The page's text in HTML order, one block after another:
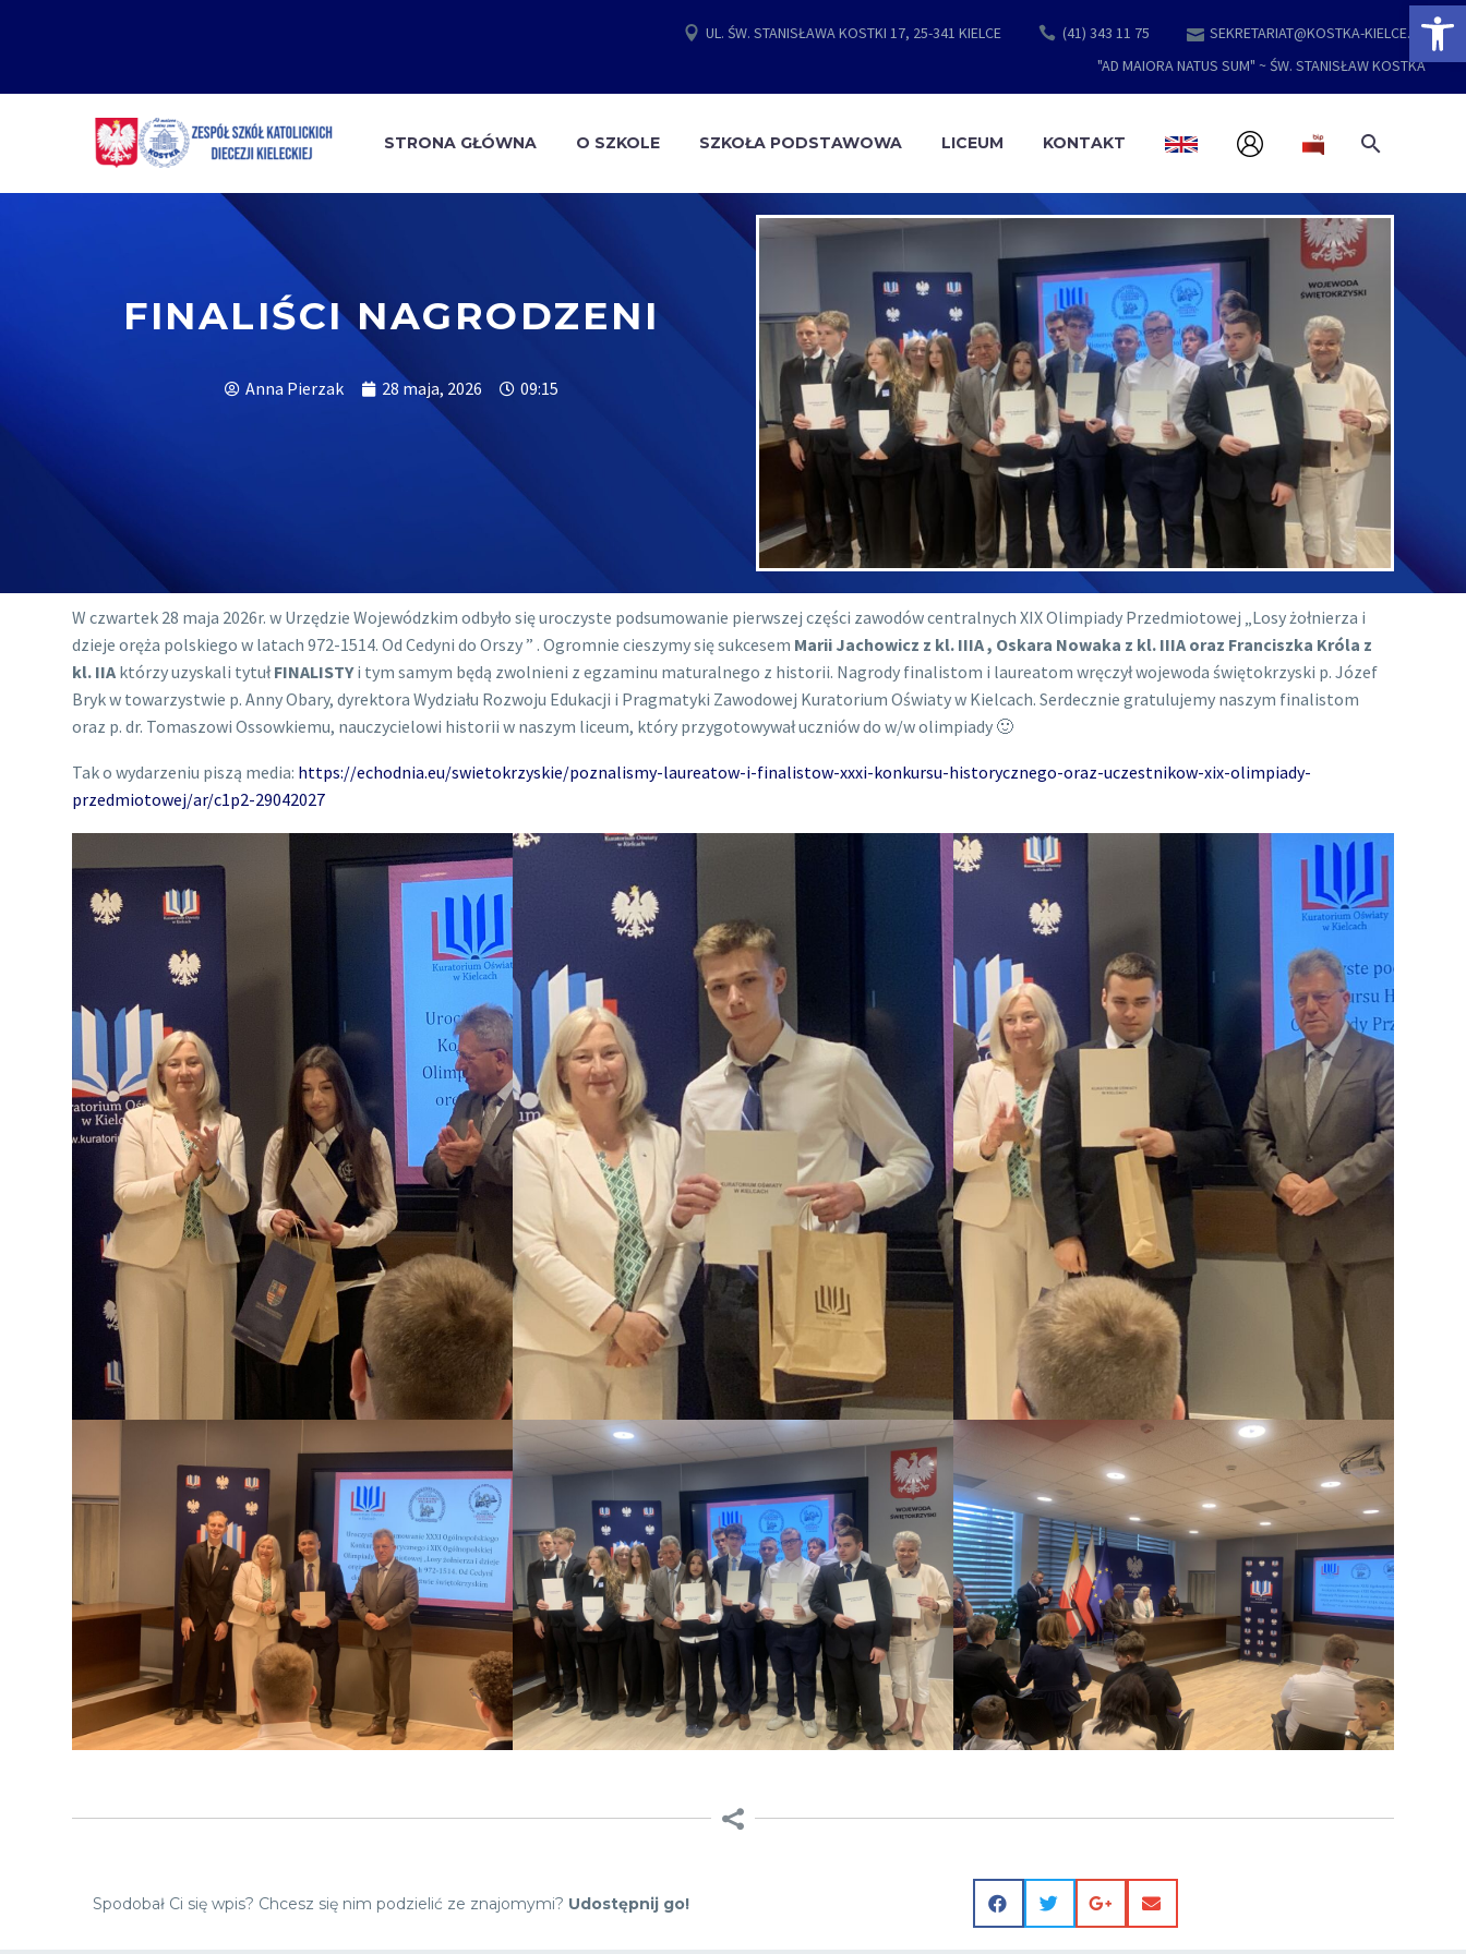
UL. ŚW. STANISŁAWA KOSTKI 17, 25-341 KIELCE (41) 343 11 75
SEKRETARIAT@KOSTKA-KIELCE.PL
"AD MAIORA NATUS SUM" ~ ŚW. STANISŁAW KOSTKA
STRONA GŁÓWNA O SZKOLE SZKOŁA PODSTAWOWA LICEUM KONTAKT
FINALIŚCI NAGRODZENI
Anna Pierzak 28 maja, 2026 09:15
W czwartek 28 maja 2026r. w Urzędzie Wojewódzkim odbyło się uroczyste podsumowanie pierwszej części zawodów centralnych XIX Olimpiady Przedmiotowej „Losy żołnierza i
dzieje oręża polskiego w latach 972-1514. Od Cedyni do Orszy ” . Ogromnie cieszymy się sukcesem Marii Jachowicz z kl. IIIA , Oskara Nowaka z kl. IIIA oraz Franciszka Króla z
kl. IIA którzy uzyskali tytułFINALISTYi tym samym będą zwolnieni z egzaminu maturalnego z historii. Nagrody finalistom i laureatom wręczył wojewoda świętokrzyski p. Józef
Bryk w towarzystwie p. Anny Obary, dyrektora Wydziału Rozwoju Edukacji i Pragmatyki Zawodowej Kuratorium Oświaty w Kielcach. Serdecznie gratulujemy naszym finalistom
oraz p. dr. Tomaszowi Ossowkiemu, nauczycielowi historii w naszym liceum, który przygotowywał uczniów do w/w olimpiady 🙂
Tak o wydarzeniu piszą media: https://echodnia.eu/swietokrzyskie/poznalismy-laureatow-i-finalistow-xxxi-konkursu-historycznego-oraz-uczestnikow-xix-olimpiady-
przedmiotowej/ar/c1p2-29042027
Spodobał Ci się wpis? Chcesz się nim podzielić ze znajomymi? Udostępnij go!